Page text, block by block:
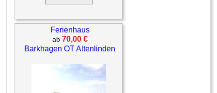
Ferienhaus
ab 70,00 €
Barkhagen OT Altenlinden